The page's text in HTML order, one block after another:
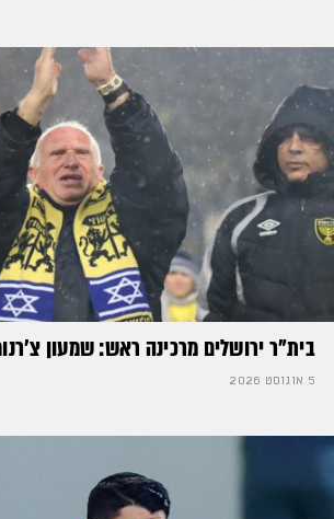
בית"ר ירושלים מרכינה ראש: שמעון
5 אוגוסט 2026